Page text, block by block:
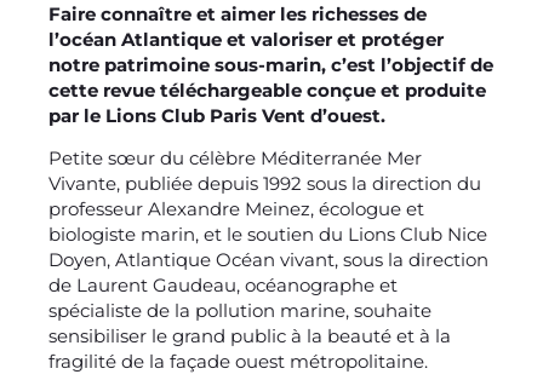
Faire connaître et aimer les richesses de
l’océan Atlantique et valoriser et protéger
notre patrimoine sous-marin, c’est l’objectif de
cette revue téléchargeable conçue et produite
par le Lions Club Paris Vent d’ouest.
Petite sœur du célèbre Méditerranée Mer
Vivante, publiée depuis 1992 sous la direction du
professeur Alexandre Meinez, écologue et
biologiste marin, et le soutien du Lions Club Nice
Doyen, Atlantique Océan vivant, sous la direction
de Laurent Gaudeau, océanographe et
spécialiste de la pollution marine, souhaite
sensibiliser le grand public à la beauté et à la
fragilité de la façade ouest métropolitaine.